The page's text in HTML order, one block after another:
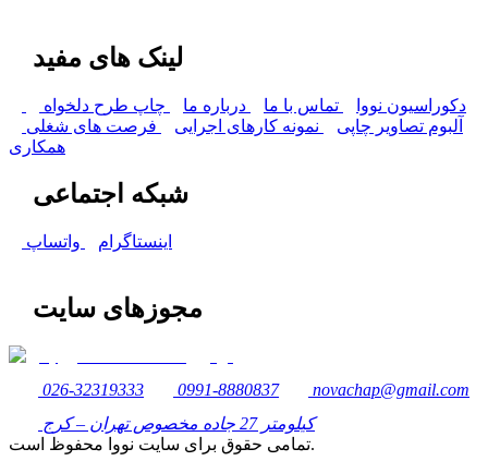
لینک های مفید
دکوراسیون نووا تماس با ما درباره ما
چاپ طرح دلخواه
آلبوم تصاویر چاپی
نمونه کارهای اجرایی
فرصت های شغلی
همکاری
شبکه اجتماعی
اینستاگرام واتساپ
مجوزهای سایت
026-32319333 0991-8880837
novachap@gmail.com
کیلومتر 27 جاده مخصوص تهران – کرج
تمامی حقوق برای سایت نووا محفوظ است.